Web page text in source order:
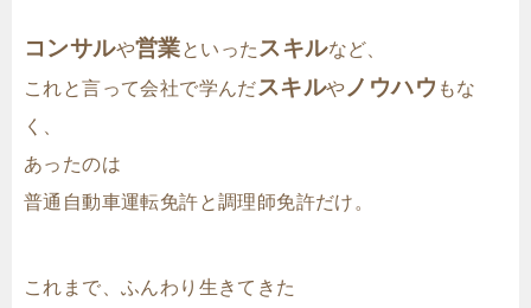
コンサルや営業といった スキルなど、
これと言って会社で学んだスキルや ノウハウ もな
く、
あったのは
普通自動車運転免許と調理師免許だけ。
これまで、ふんわり生きてきた